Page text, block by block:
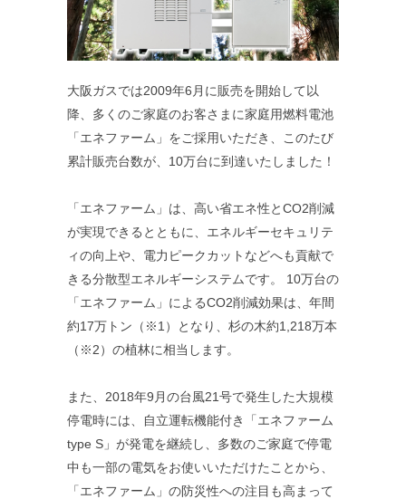
大阪ガスでは2009年6月に販売を開始して以
降、多くのご家庭のお客さまに家庭用燃料電池
「エネファーム」をご採用いただき、このたび
累計販売台数が、10万台に到達いたしました！
「エネファーム」は、高い省エネ性とCO2削減
が実現できるとともに、エネルギーセキュリテ
ィの向上や、電力ピークカットなどへも貢献で
きる分散型エネルギーシステムです。 10万台の
「エネファーム」によるCO2削減効果は、年間
約17万トン（※1）となり、杉の木約1,218万本
（※2）の植林に相当します。
また、2018年9月の台風21号で発生した大規模
停電時には、自立運転機能付き「エネファーム
type S」が発電を継続し、多数のご家庭で停電
中も一部の電気をお使いいただけたことから、
「エネファーム」の防災性への注目も高まって